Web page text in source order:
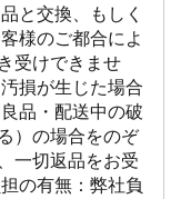
と交換、もしく
様のご都合によ
受けできませ
損が生じた場合
品・配送中の破
）の場合をのぞ
一切返品をお受
の有無：弊社負